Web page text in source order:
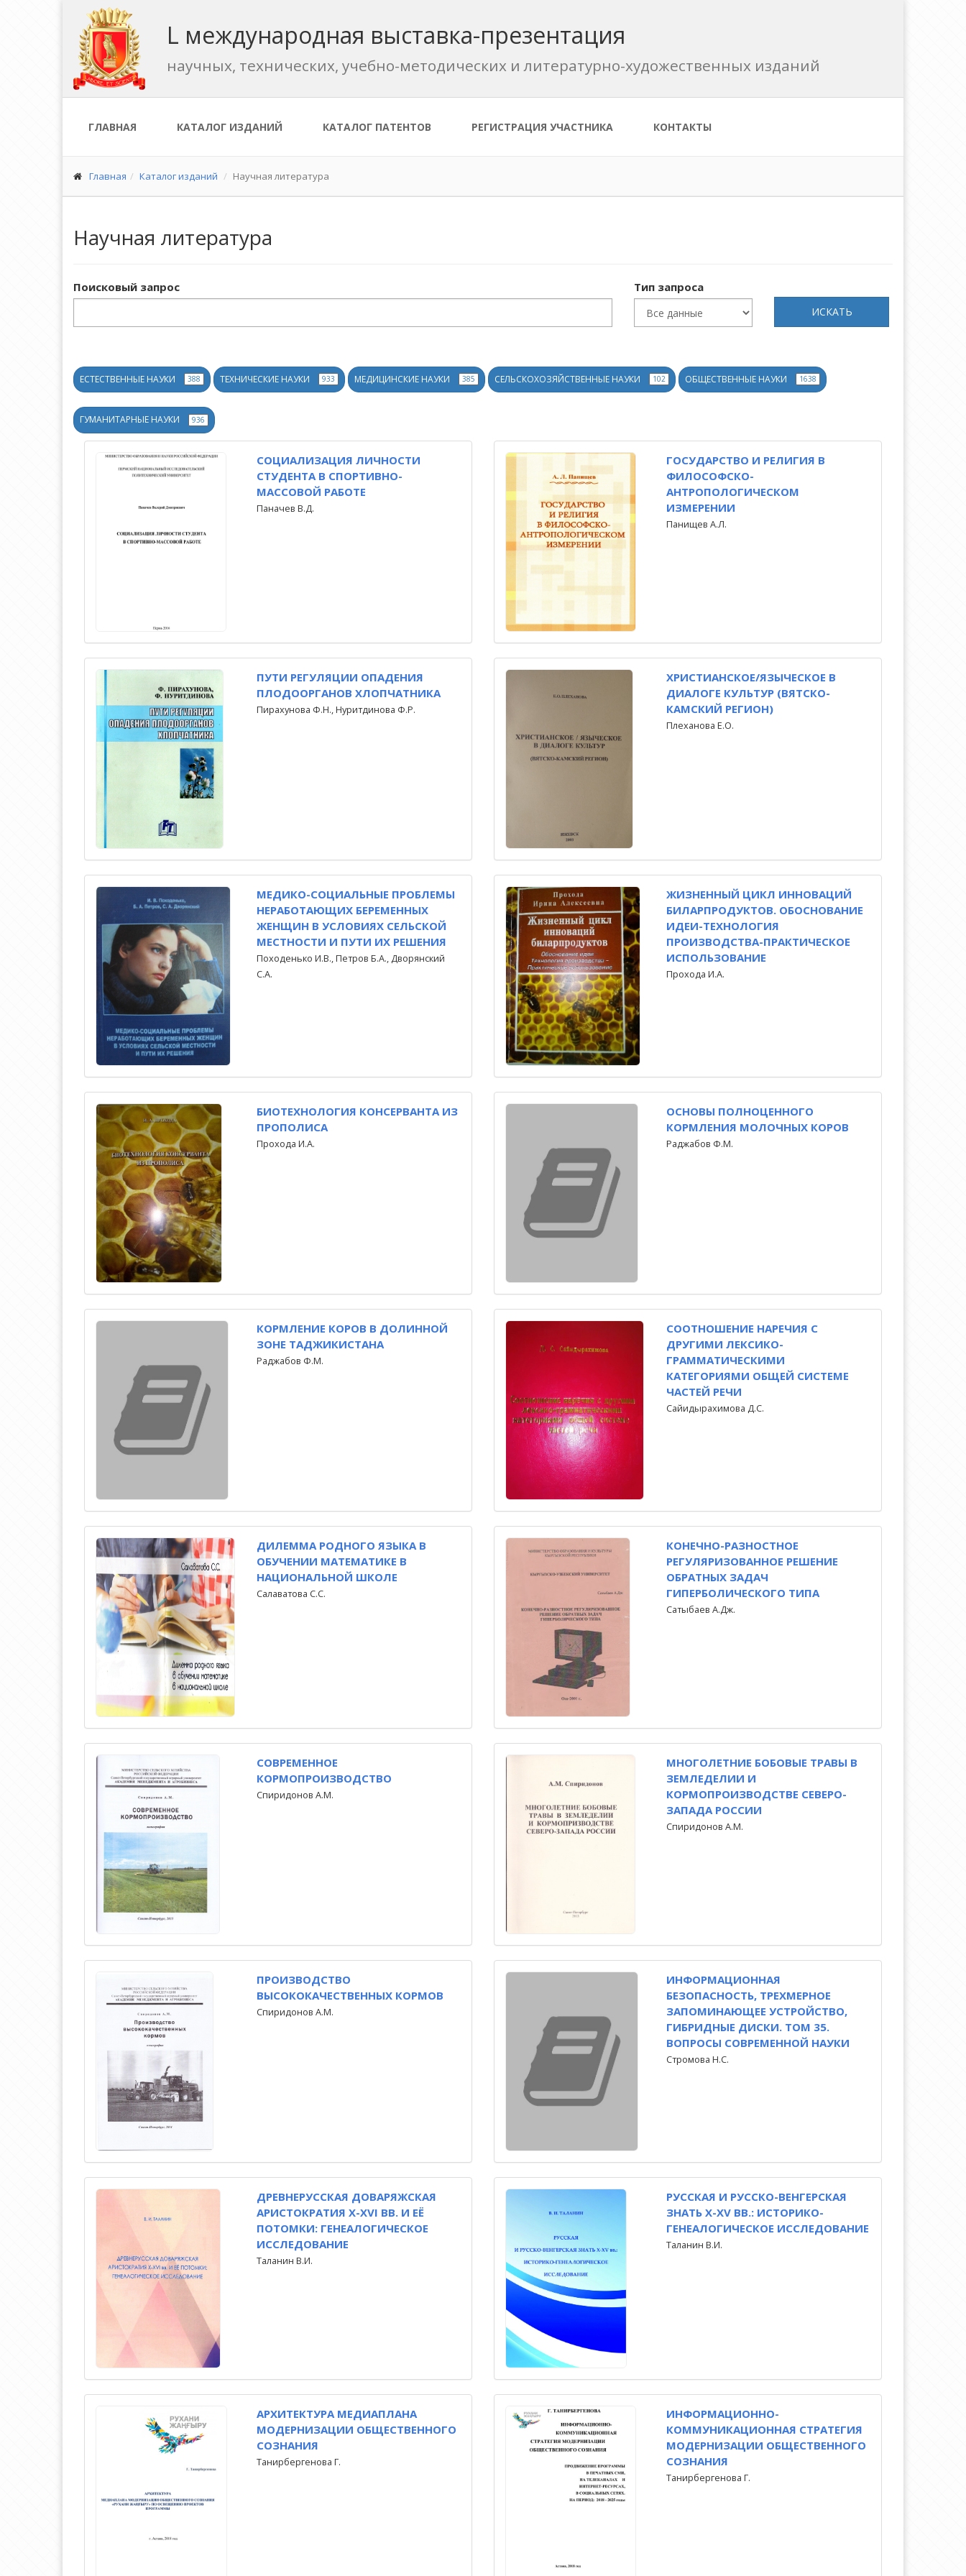
L международная выставка-презентация
научных, технических, учебно-методических и литературно-художественных изданий
ГЛАВНАЯ КАТАЛОГ ИЗДАНИЙ КАТАЛОГ ПАТЕНТОВ РЕГИСТРАЦИЯ УЧАСТНИКА КОНТАКТЫ
Главная Каталог изданий Научная литература
Научная литература
Поисковый запрос Тип запроса
ИСКАТЬ
ЕСТЕСТВЕННЫЕ НАУКИ 388 ТЕХНИЧЕСКИЕ НАУКИ 933 МЕДИЦИНСКИЕ НАУКИ 385 СЕЛЬСКОХОЗЯЙСТВЕННЫЕ НАУКИ 102 ОБЩЕСТВЕННЫЕ НАУКИ 1638
ГУМАНИТАРНЫЕ НАУКИ 936
CОЦИАЛИЗАЦИЯ ЛИЧНОСТИ
СТУДЕНТА В СПОРТИВНО-
МАССОВОЙ РАБОТЕ
Паначев В.Д.
ГОСУДАРСТВО И РЕЛИГИЯ В
ФИЛОСОФСКО-
АНТРОПОЛОГИЧЕСКОМ
ИЗМЕРЕНИИ
Панищев А.Л.
ПУТИ РЕГУЛЯЦИИ ОПАДЕНИЯ
ПЛОДООРГАНОВ ХЛОПЧАТНИКА
Пирахунова Ф.Н., Нуритдинова Ф.Р.
ХРИСТИАНСКОЕ/ЯЗЫЧЕСКОЕ В
ДИАЛОГЕ КУЛЬТУР (ВЯТСКО-
КАМСКИЙ РЕГИОН)
Плеханова Е.О.
МЕДИКО-СОЦИАЛЬНЫЕ ПРОБЛЕМЫ
НЕРАБОТАЮЩИХ БЕРЕМЕННЫХ
ЖЕНЩИН В УСЛОВИЯХ СЕЛЬСКОЙ
МЕСТНОСТИ И ПУТИ ИХ РЕШЕНИЯ
Походенько И.В., Петров Б.А., Дворянский
С.А.
ЖИЗНЕННЫЙ ЦИКЛ ИННОВАЦИЙ
БИЛАРПРОДУКТОВ. ОБОСНОВАНИЕ
ИДЕИ-ТЕХНОЛОГИЯ
ПРОИЗВОДСТВА-ПРАКТИЧЕСКОЕ
ИСПОЛЬЗОВАНИЕ
Прохода И.А.
БИОТЕХНОЛОГИЯ КОНСЕРВАНТА ИЗ
ПРОПОЛИСА
Прохода И.А.
ОСНОВЫ ПОЛНОЦЕННОГО
КОРМЛЕНИЯ МОЛОЧНЫХ КОРОВ
Раджабов Ф.М.
КОРМЛЕНИЕ КОРОВ В ДОЛИННОЙ
ЗОНЕ ТАДЖИКИСТАНА
Раджабов Ф.М.
СООТНОШЕНИЕ НАРЕЧИЯ С
ДРУГИМИ ЛЕКСИКО-
ГРАММАТИЧЕСКИМИ
КАТЕГОРИЯМИ ОБЩЕЙ СИСТЕМЕ
ЧАСТЕЙ РЕЧИ
Сайидырахимова Д.С.
ДИЛЕММА РОДНОГО ЯЗЫКА В
ОБУЧЕНИИ МАТЕМАТИКЕ В
НАЦИОНАЛЬНОЙ ШКОЛЕ
Салаватова С.C.
КОНЕЧНО-РАЗНОСТНОЕ
РЕГУЛЯРИЗОВАННОЕ РЕШЕНИЕ
ОБРАТНЫХ ЗАДАЧ
ГИПЕРБОЛИЧЕСКОГО ТИПА
Сатыбаев А.Дж.
СОВРЕМЕННОЕ
КОРМОПРОИЗВОДСТВО
Спиридонов А.М.
МНОГОЛЕТНИЕ БОБОВЫЕ ТРАВЫ В
ЗЕМЛЕДЕЛИИ И
КОРМОПРОИЗВОДСТВЕ СЕВЕРО-
ЗАПАДА РОССИИ
Спиридонов А.М.
ПРОИЗВОДСТВО
ВЫСОКОКАЧЕСТВЕННЫХ КОРМОВ
Спиридонов А.М.
ИНФОРМАЦИОННАЯ
БЕЗОПАСНОСТЬ, ТРЕХМЕРНОЕ
ЗАПОМИНАЮЩЕЕ УСТРОЙСТВО,
ГИБРИДНЫЕ ДИСКИ. ТОМ 35.
ВОПРОСЫ СОВРЕМЕННОЙ НАУКИ
Стромова Н.С.
ДРЕВНЕРУССКАЯ ДОВАРЯЖСКАЯ
АРИСТОКРАТИЯ X-XVI ВВ. И ЕЁ
ПОТОМКИ: ГЕНЕАЛОГИЧЕСКОЕ
ИССЛЕДОВАНИЕ
Таланин В.И.
РУССКАЯ И РУССКО-ВЕНГЕРСКАЯ
ЗНАТЬ X-XV ВВ.: ИСТОРИКО-
ГЕНЕАЛОГИЧЕСКОЕ ИССЛЕДОВАНИЕ
Таланин В.И.
АРХИТЕКТУРА МЕДИАПЛАНА
МОДЕРНИЗАЦИИ ОБЩЕСТВЕННОГО
СОЗНАНИЯ
Танирбергенова Г.
ИНФОРМАЦИОННО-
КОММУНИКАЦИОННАЯ СТРАТЕГИЯ
МОДЕРНИЗАЦИИ ОБЩЕСТВЕННОГО
СОЗНАНИЯ
Танирбергенова Г.